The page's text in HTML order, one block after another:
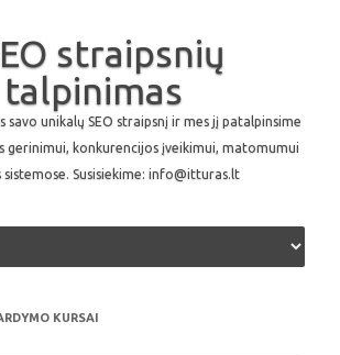
straipsnių
talpinimas
savo unikalų SEO straipsnį ir mes jį patalpinsime
gerinimui, konkurencijos įveikimui, matomumui
sistemose. Susisiekime: info@itturas.lt
Skip to content
KURSAI